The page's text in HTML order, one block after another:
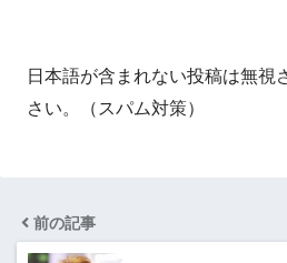
日本語が含まれない投稿は無視
さい。（スパム対策）
前の記事